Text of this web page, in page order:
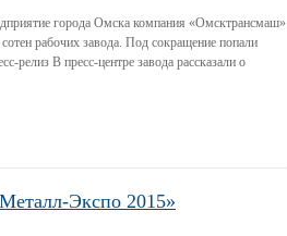
города Омска компания «Омсктрансмаш»
рабочих завода. Под сокращение попали
релиз В пресс-центре завода рассказали о
Экспо 2015»